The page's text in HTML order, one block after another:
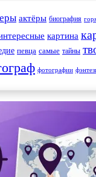
актёры биография
картина
певца самые тайны
фотографии